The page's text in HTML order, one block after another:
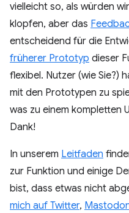
vielleicht so, als würden
klopfen, aber das
entscheidend für die
früherer Prototyp dieser
flexibel. Nutzer (wie Sie?)
mit den Prototypen zu
was zu einem kompletten
Dank!
In unserem Leitfaden
zur Funktion und einige
bist, dass etwas nicht
mich auf Twitter,